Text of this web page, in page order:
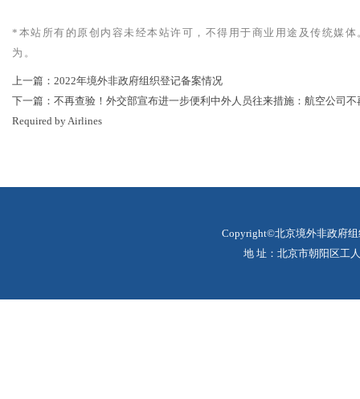
*本站所有的原创内容未经本站许可，不得用于商业用途及传统媒
为。
上一篇： 2022年境外非政府组织登记备案情况
下一篇： 不再查验！外交部宣布进一步便利中外人员往来措施：航空公司不
Required by Airlines
Copyright©北京境外非政府
地 址：北京市朝阳区工